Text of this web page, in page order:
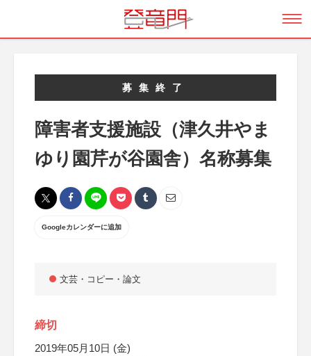
募集終了
障害者支援施設（津久井やま
ゆり園芹が谷園舎）名称募集
Googleカレンダーに追加
文芸・コピー・論文
締切
2019年05月10日 (金)